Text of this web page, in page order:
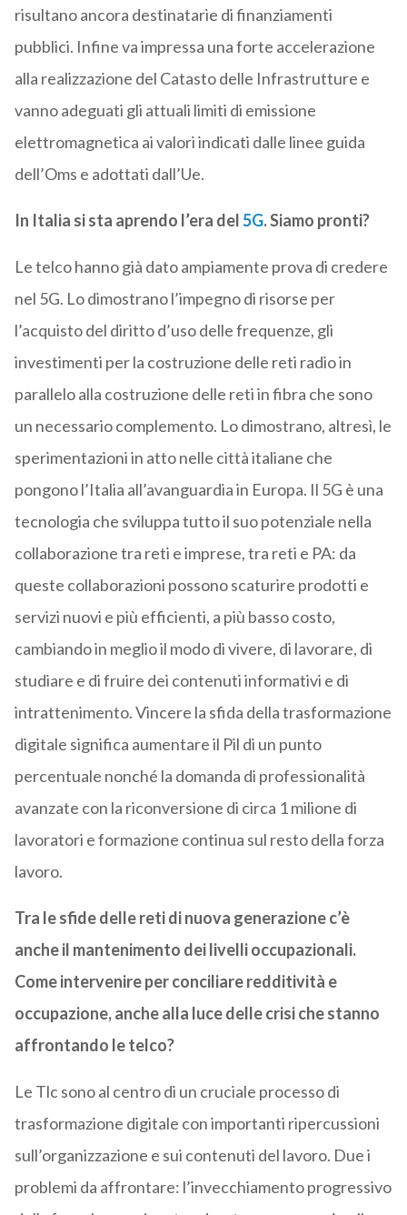
risultano ancora destinatarie di finanziamenti
pubblici. Infine va impressa una forte accelerazione
alla realizzazione del Catasto delle Infrastrutture e
vanno adeguati gli attuali limiti di emissione
elettromagnetica ai valori indicati dalle linee guida
dell’Oms e adottati dall’Ue.
In Italia si sta aprendo l’era del5G. Siamo pronti?
Le telco hanno già dato ampiamente prova di credere
nel 5G. Lo dimostrano l’impegno di risorse per
l’acquisto del diritto d’uso delle frequenze, gli
investimenti per la costruzione delle reti radio in
parallelo alla costruzione delle reti in fibra che sono
un necessario complemento. Lo dimostrano, altresì, le
sperimentazioni in atto nelle città italiane che
pongono l’Italia all’avanguardia in Europa. Il 5G è una
tecnologia che sviluppa tutto il suo potenziale nella
collaborazione tra reti e imprese, tra reti e PA: da
queste collaborazioni possono scaturire prodotti e
servizi nuovi e più efficienti, a più basso costo,
cambiando in meglio il modo di vivere, di lavorare, di
studiare e di fruire dei contenuti informativi e di
intrattenimento. Vincere la sfida della trasformazione
digitale significa aumentare il Pil di un punto
percentuale nonché la domanda di professionalità
avanzate con la riconversione di circa 1 milione di
lavoratori e formazione continua sul resto della forza
lavoro.
Tra le sfide delle reti di nuova generazione c’è
anche il mantenimento dei livelli occupazionali.
Come intervenire per conciliare redditività e
occupazione, anche alla luce delle crisi che stanno
affrontando le telco?
Le Tlc sono al centro di un cruciale processo di
trasformazione digitale con importanti ripercussioni
sull’organizzazione e sui contenuti del lavoro. Due i
problemi da affrontare: l’invecchiamento progressivo